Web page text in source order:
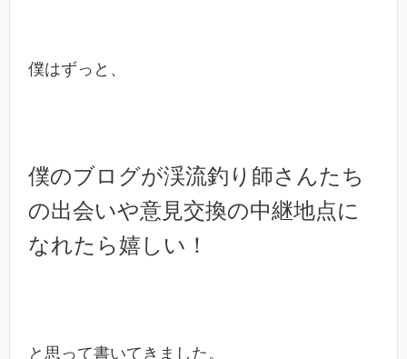
僕はずっと、
僕のブログが渓流釣り師さんたち
の出会いや意見交換の中継地点に
なれたら嬉しい！
と思って書いてきました。